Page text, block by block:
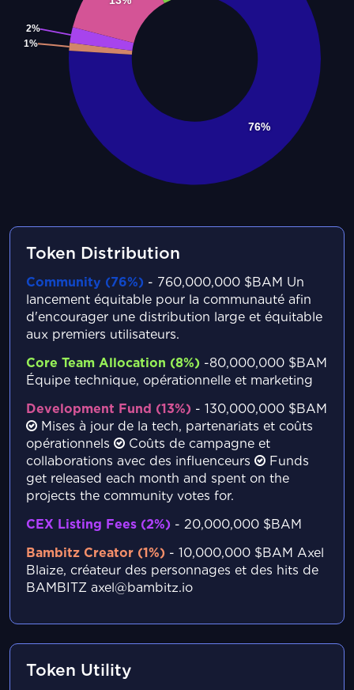
Token Distribution
Community (76%) - 760,000,000 $BAM Un
lancement équitable pour la communauté afin
d'encourager une distribution large et équitable
aux premiers utilisateurs.
Core Team Allocation (8%) -80,000,000 $BAM
Équipe technique, opérationnelle et marketing
Development Fund (13%) - 130,000,000 $BAM
Mises à jour de la tech, partenariats et coûts
opérationnels
Coûts de campagne et
collaborations avec des influenceurs
Funds
get released each month and spent on the
projects the community votes for.
CEX Listing Fees (2%) - 20,000,000 $BAM
Bambitz Creator (1%) - 10,000,000 $BAM Axel
Blaize, créateur des personnages et des hits de
BAMBITZ axel@bambitz.io
Token Utility